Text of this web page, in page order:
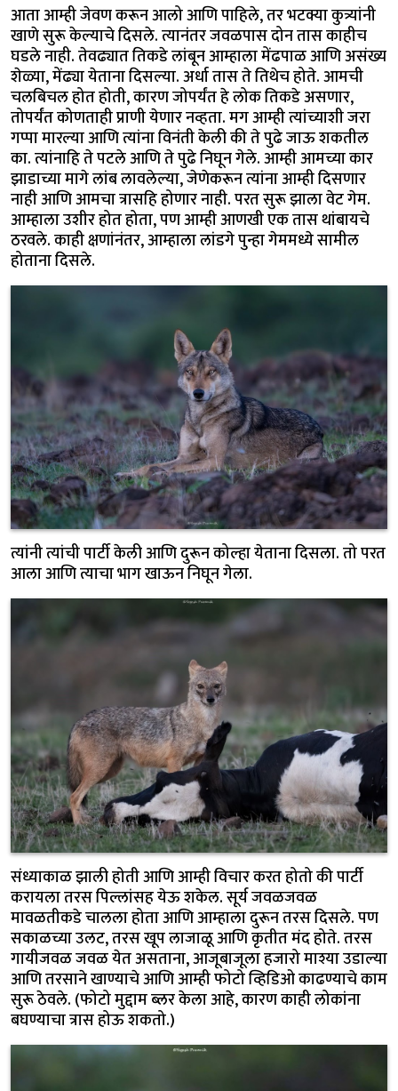
आता आम्ही जेवण करून आलो आणि पाहिले, तर भटक्या कुत्र्यांनी
खाणे सुरू केल्याचे दिसले. त्यानंतर जवळपास दोन तास काहीच
घडले नाही. तेवढ्यात तिकडे लांबून आम्हाला मेंढपाळ आणि असंख्य
शेळ्या, मेंढ्या येताना दिसल्या. अर्धा तास ते तिथेच होते. आमची
चलबिचल होत होती, कारण जोपर्यंत हे लोक तिकडे असणार,
तोपर्यंत कोणताही प्राणी येणार नव्हता. मग आम्ही त्यांच्याशी जरा
गप्पा मारल्या आणि त्यांना विनंती केली की ते पुढे जाऊ शकतील
का. त्यांनाहि ते पटले आणि ते पुढे निघून गेले. आम्ही आमच्या कार
झाडाच्या मागे लांब लावलेल्या, जेणेकरून त्यांना आम्ही दिसणार
नाही आणि आमचा त्रासहि होणार नाही. परत सुरू झाला वेट गेम.
आम्हाला उशीर होत होता, पण आम्ही आणखी एक तास थांबायचे
ठरवले. काही क्षणांनंतर, आम्हाला लांडगे पुन्हा गेममध्ये सामील
होताना दिसले.
त्यांनी त्यांची पार्टी केली आणि दुरून कोल्हा येताना दिसला. तो परत
आला आणि त्याचा भाग खाऊन निघून गेला.
संध्याकाळ झाली होती आणि आम्ही विचार करत होतो की पार्टी
करायला तरस पिल्लांसह येऊ शकेल. सूर्य जवळजवळ
मावळतीकडे चालला होता आणि आम्हाला दुरून तरस दिसले. पण
सकाळच्या उलट, तरस खूप लाजाळू आणि कृतीत मंद होते. तरस
गायीजवळ जवळ येत असताना, आजूबाजूला हजारो माश्या उडाल्या
आणि तरसाने खाण्याचे आणि आम्ही फोटो व्हिडिओ काढण्याचे काम
सुरू ठेवले. (फोटो मुद्दाम ब्लर केला आहे, कारण काही लोकांना
बघण्याचा त्रास होऊ शकतो.)